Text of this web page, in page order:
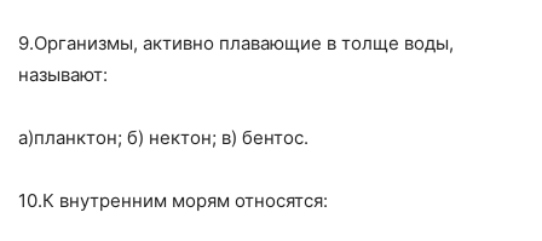
9.Организмы, активно плавающие в толще воды,
называют:
а)планктон; б) нектон; в) бентос.
10.К внутренним морям относятся: